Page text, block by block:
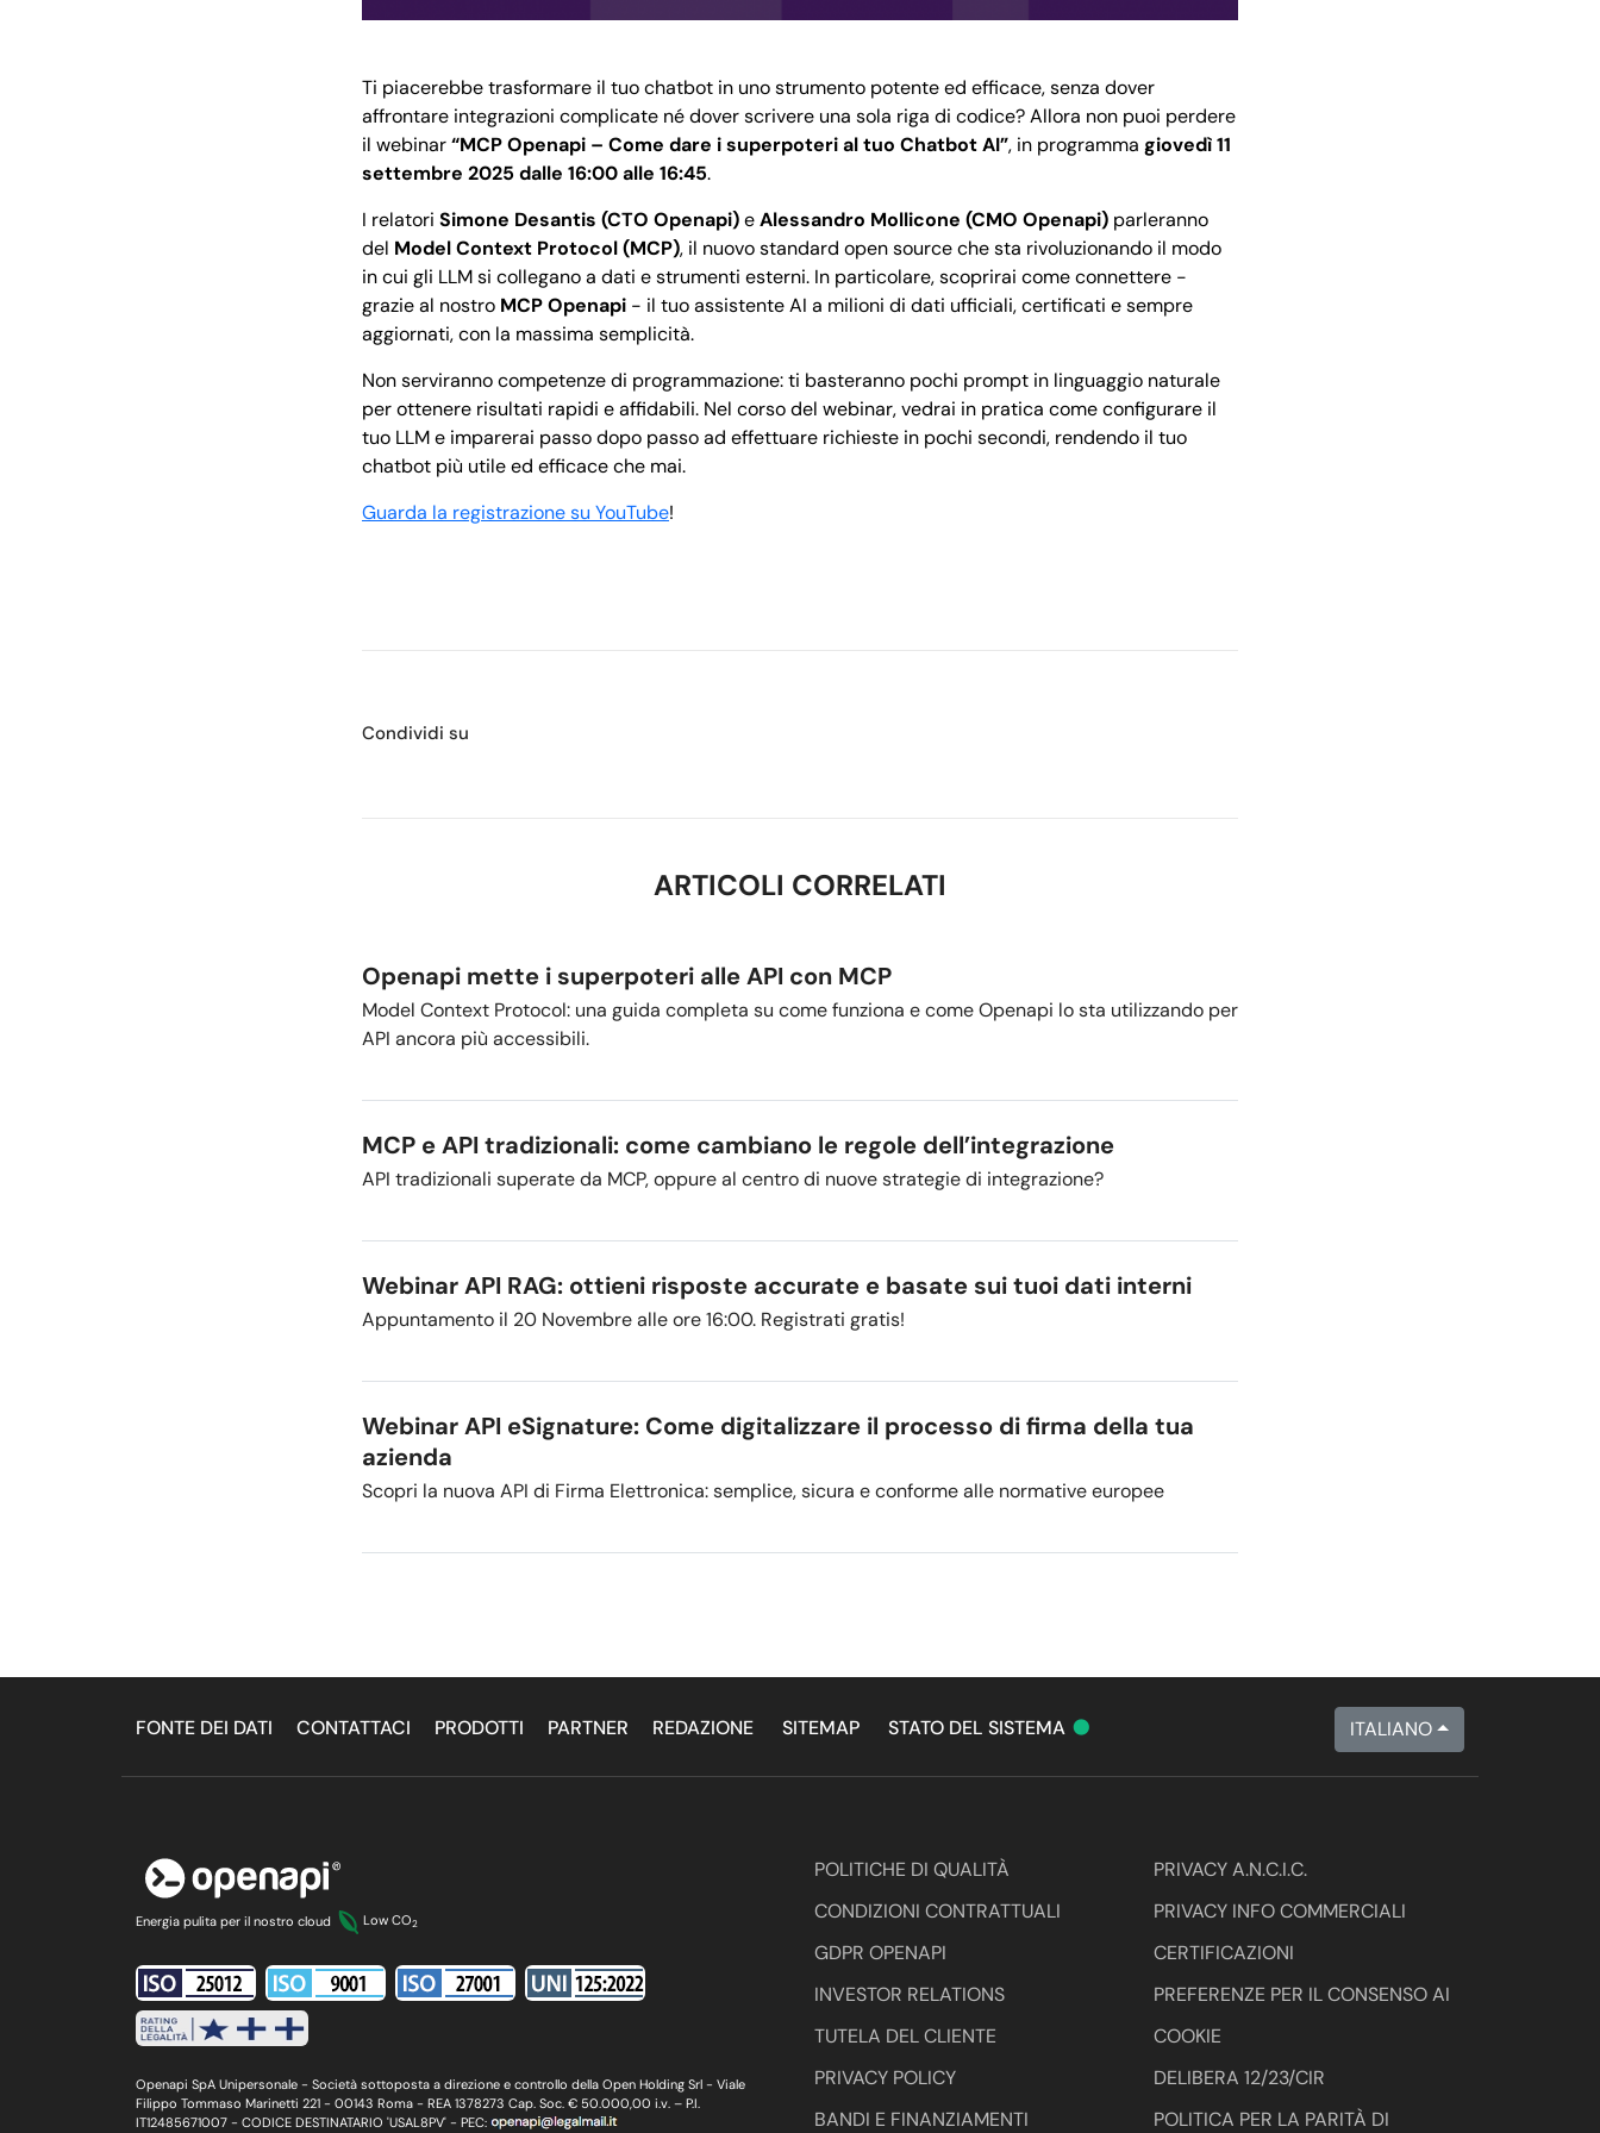
Ti piacerebbe trasformare il tuo chatbot in uno strumento potente ed efficace, senza dover
affrontare integrazioni complicate né dover scrivere una sola riga di codice? Allora non puoi perdere
il webinar“MCP Openapi – Come dare i superpoteri al tuo Chatbot AI”, in programma giovedì 11
settembre 2025 dalle 16:00 alle 16:45.
I relatori Simone Desantis (CTO Openapi)eAlessandro Mollicone (CMO Openapi) parleranno
del Model Context Protocol (MCP), il nuovo standard open source che sta rivoluzionando il modo
in cui gli LLM si collegano a dati e strumenti esterni. In particolare, scoprirai come connettere -
grazie al nostro MCP Openapi - il tuo assistente AI a milioni di dati ufficiali, certificati e sempre
aggiornati, con la massima semplicità.
Non serviranno competenze di programmazione: ti basteranno pochi prompt in linguaggio naturale
per ottenere risultati rapidi e affidabili. Nel corso del webinar, vedrai in pratica come configurare il
tuo LLM e imparerai passo dopo passo ad effettuare richieste in pochi secondi, rendendo il tuo
chatbot più utile ed efficace che mai.
Guarda la registrazione su YouTube!
Condividi su
ARTICOLI CORRELATI
Openapi mette i superpoteri alle API con MCP
Model Context Protocol: una guida completa su come funziona e come Openapi lo sta utilizzando per
API ancora più accessibili.
MCP e API tradizionali: come cambiano le regole dell’integrazione
API tradizionali superate da MCP, oppure al centro di nuove strategie di integrazione?
Webinar API RAG: ottieni risposte accurate e basate sui tuoi dati interni
Appuntamento il 20 Novembre alle ore 16:00. Registrati gratis!
Webinar API eSignature: Come digitalizzare il processo di firma della tua
azienda
Scopri la nuova API di Firma Elettronica: semplice, sicura e conforme alle normative europee
FONTE DEI DATI CONTATTACI PRODOTTI PARTNER REDAZIONE SITEMAP STATO DEL SISTEMA • ITALIANO
Energia pulita per il nostro cloud Low CO2
Openapi SpA Unipersonale - Società sottoposta a direzione e controllo della Open Holding Srl - Viale
Filippo Tommaso Marinetti 221 - 00143 Roma - REA 1378273 Cap. Soc. € 50.000,00 i.v. – P.I.
IT12485671007 - CODICE DESTINATARIO 'USAL8PV' - PEC:
POLITICHE DI QUALITÀ
CONDIZIONI CONTRATTUALI
GDPR OPENAPI
INVESTOR RELATIONS
TUTELA DEL CLIENTE
PRIVACY POLICY
BANDI E FINANZIAMENTI
PRIVACY A.N.C.I.C.
PRIVACY INFO COMMERCIALI
CERTIFICAZIONI
PREFERENZE PER IL CONSENSO AI
COOKIE
DELIBERA 12/23/CIR
POLITICA PER LA PARITÀ DI